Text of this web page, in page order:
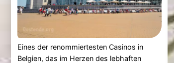
Eines der renommiertesten Casinos in
Belgien, das im Herzen des lebhaften